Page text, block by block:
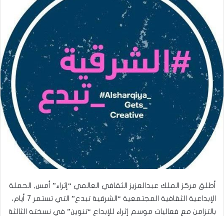
أطلق مركز الملك عبدالعزيز الثقافي العالمي “إثراء” أمس, الحملة
الإبداعية الثقافية المجتمعية “الشرقية تبدع” التي تستمر 7 أيام،
بالتزامن مع فعاليات موسم إثراء للإبداع “تنوين” في نسخته الثالثة